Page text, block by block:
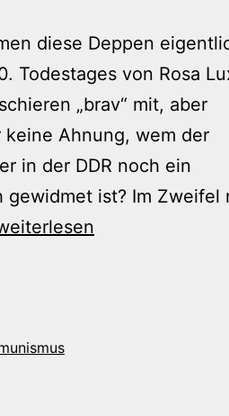
diese Deppen
Todestages von Rosa
„brav“ mit, aber
Ahnung, wem der
in der DDR noch ein
gewidmet ist? Im Zweifel